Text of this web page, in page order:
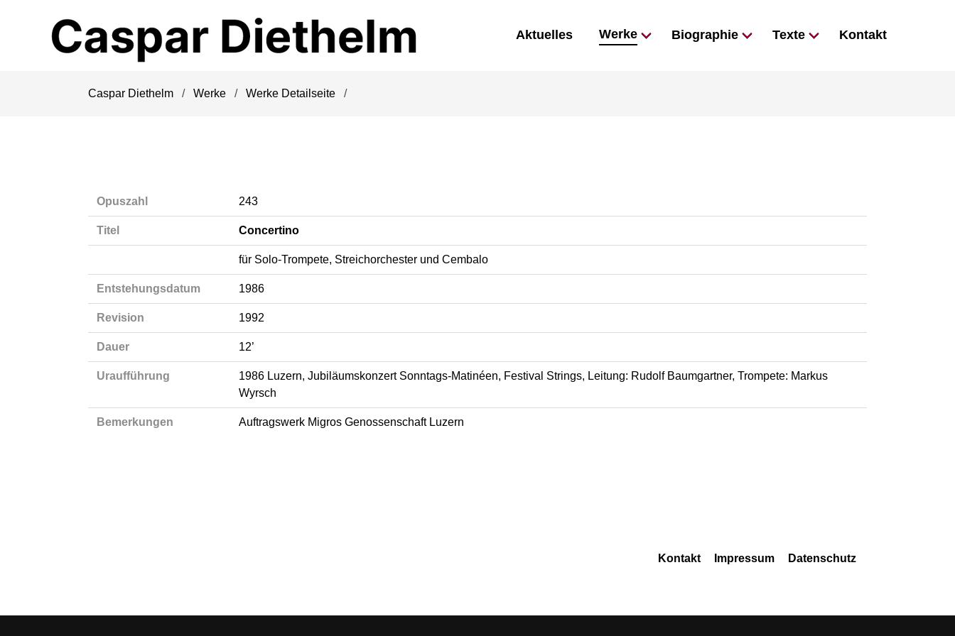
überspringen
Aktuelles Werke Biographie Texte Kontakt
Caspar Diethelm Werke Werke Detailseite
Opuszahl 243
Titel Concertino
für Solo-Trompete, Streichorchester und Cembalo
Entstehungsdatum 1986
Revision 1992
Dauer 12’
Uraufführung
1986 Luzern, Jubiläumskonzert Sonntags-Matinéen, Festival Strings, Leitung: Rudolf Baumgartner, Trompete: Markus
Wyrsch
Bemerkungen Auftragswerk Migros Genossenschaft Luzern
Kontakt Impressum Datenschutz